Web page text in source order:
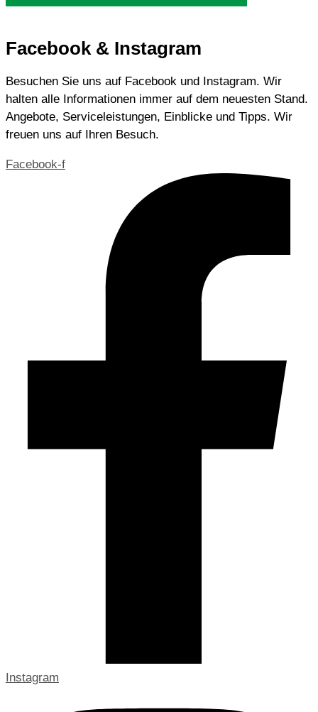
Facebook & Instagram
Besuchen Sie uns auf Facebook und Instagram. Wir
halten alle Informationen immer auf dem neuesten Stand.
Angebote, Serviceleistungen, Einblicke und Tipps. Wir
freuen uns auf Ihren Besuch.
Facebook-f
Instagram